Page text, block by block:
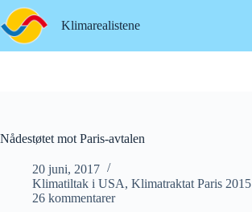
Hopp
til
innholdet
Klimarealistene
Nådestøtet mot Paris-avtalen
20 juni, 2017
Klimatiltak i USA, Klimatraktat Paris 2015
26 kommentarer